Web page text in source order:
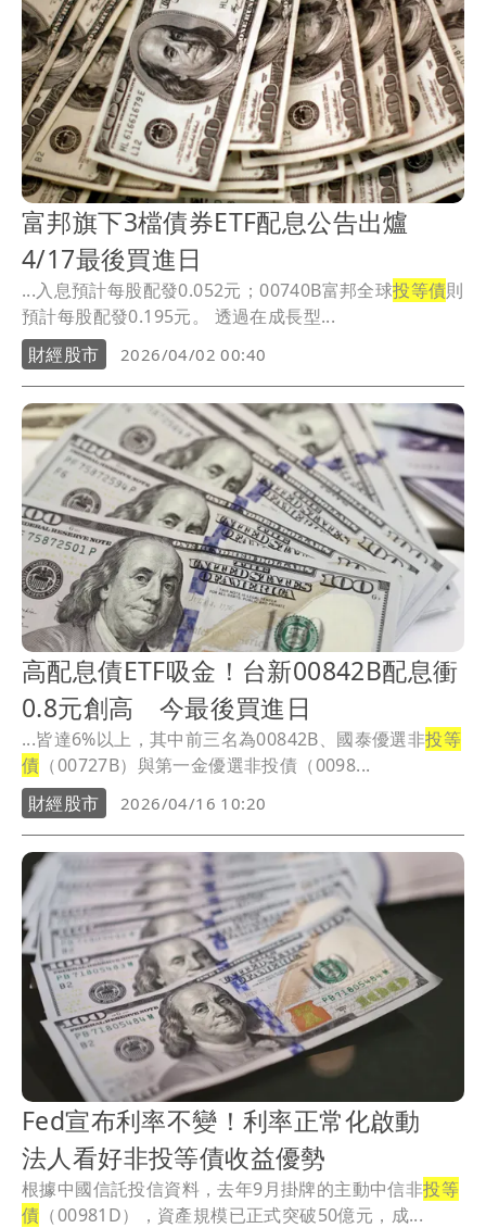
富邦旗下3檔債券ETF配息公告出爐
4/17最後買進日
...入息預計每股配發0.052元；00740B富邦全球投等債則
預計每股配發0.195元。 透過在成長型...
財經股市
2026/04/02 00:40
高配息債ETF吸金！台新00842B配息衝
0.8元創高 今最後買進日
...皆達6%以上，其中前三名為00842B、國泰優選非投等
債 （00727B）與第一金優選非投債（0098...
財經股市
2026/04/16 10:20
Fed宣布利率不變！利率正常化啟動
法人看好非投等債收益優勢
根據中國信託投信資料，去年9月掛牌的主動中信非投等
債 （00981D），資產規模已正式突破50億元，成...